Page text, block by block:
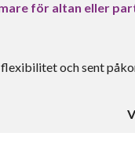
för altan eller
och sent